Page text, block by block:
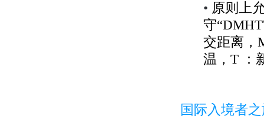
• 原则上
守“
交距离，
温， T ：
国际入境者